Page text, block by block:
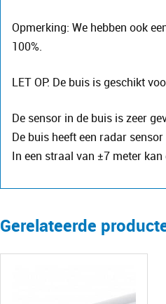
Opmerking: We hebben ook
100%.
LET OP: De buis is geschikt
De sensor in de buis is zeer
De buis heeft een radar
In een straal van ±7 meter
Gerelateerde